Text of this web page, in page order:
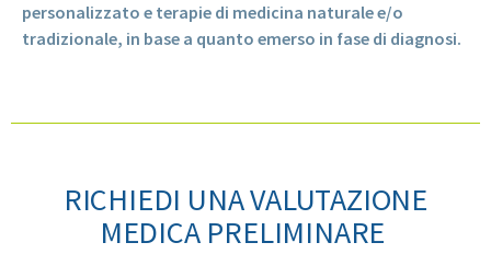
personalizzato e terapie di medicina naturale e/o
tradizionale, in base a quanto emerso in fase di diagnosi.
RICHIEDI UNA VALUTAZIONE
MEDICA PRELIMINARE